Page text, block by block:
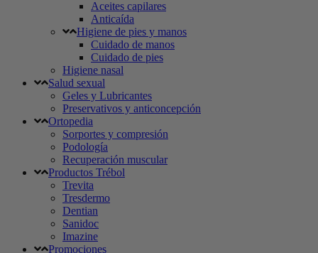
Aceites capilares
Anticaída
Higiene de pies y manos
Cuidado de manos
Cuidado de pies
Higiene nasal
Salud sexual
Geles y Lubricantes
Preservativos y anticoncepción
Ortopedia
Sorportes y compresión
Podología
Recuperación muscular
Productos Trébol
Trevita
Tresdermo
Dentian
Sanidoc
Imazine
Promociones